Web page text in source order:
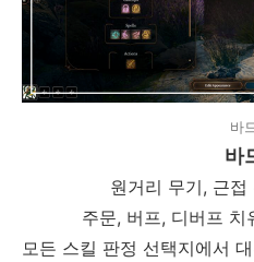
바
바
원거리 무기, 근
주문, 버프, 디버프 치
모든 스킬 판정 선택지에서